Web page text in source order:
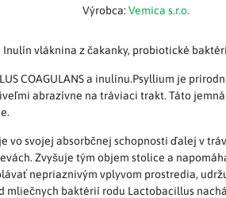
Výrobca: Vemica s.r.o.
vláknina z čakanky, probiotické
COAGULANS a inulínu.Psyllium je
abrazívne na tráviaci trakt. Táto jemná
vo svojej absorbčnej schopnosti ďalej v
Zvyšuje tým objem stolice a
nepriaznivým vplyvom prostredia,
baktérií rodu Lactobacillus